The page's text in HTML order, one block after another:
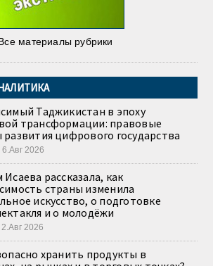
материалы рубрики
Таджикистан в эпоху
трансформации: правовые
цифрового государства
2026
рассказала, как
страны изменила
искусство, о подготовке
и о молодёжи
2026
хранить продукты в